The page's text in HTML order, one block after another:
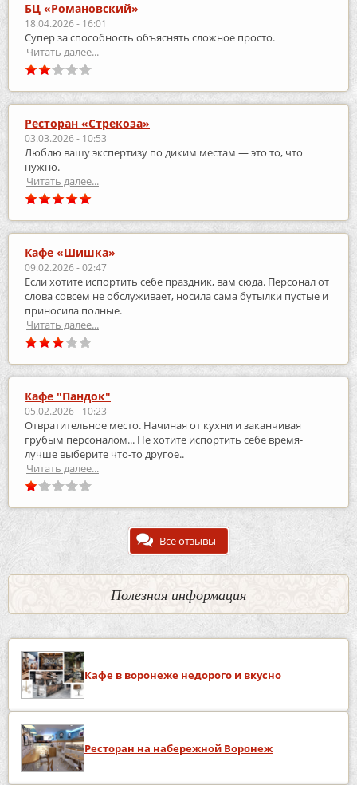
БЦ «Романовский»
18.04.2026 - 16:01
Супер за способность объяснять сложное просто.
Читать далее...
Ресторан «Стрекоза»
03.03.2026 - 10:53
Люблю вашу экспертизу по диким местам — это то, что
нужно.
Читать далее...
Кафе «Шишка»
09.02.2026 - 02:47
Если хотите испортить себе праздник, вам сюда. Персонал от
слова совсем не обслуживает, носила сама бутылки пустые и
приносила полные.
Читать далее...
Кафе "Пандок"
05.02.2026 - 10:23
Отвратительное место. Начиная от кухни и заканчивая
грубым персоналом... Не хотите испортить себе время-
лучше выберите что-то другое..
Читать далее...
Все отзывы
Полезная информация
Кафе в воронеже недорого и вкусно
Ресторан на набережной Воронеж